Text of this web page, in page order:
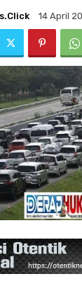
14 April